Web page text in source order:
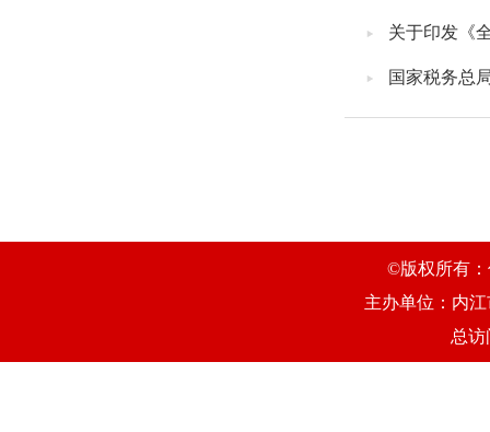
关于印发《
国家税务总
©版权所有：
主办单位：内
总访